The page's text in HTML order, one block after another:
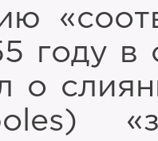
году в
о